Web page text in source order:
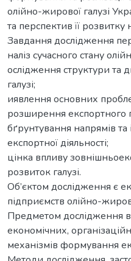
олійно-жирової галузі
та перспектив її
Завдання дослідження
наліз сучасного стану
ослідження структури та
галузі;
иявлення основних
розширення експортного
бґрунтування напрямів та
експортної діяльності;
цінка впливу
розвиток галузі.
Об’єктом дослідження є
підприємств олійно-
Предметом дослідження
економічних,
механізмів формування